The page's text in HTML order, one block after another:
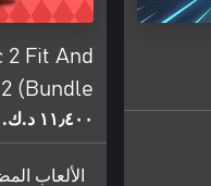
2 Fit And
(Bundle)
١١٫٤٠٠ د.ك.‏
الألعاب